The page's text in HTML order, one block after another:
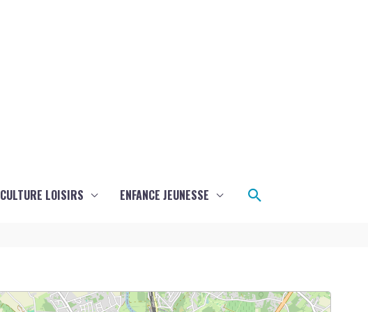
CULTURE LOISIRS ENFANCE JEUNESSE Rechercher